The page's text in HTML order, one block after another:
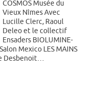
COSMOS Musée du
Vieux Nîmes Avec
Lucille Clerc, Raoul
Deleo et le collectif
Ensaders BIOLUMINE-
Mexico LES MAINS
Desbenoit…